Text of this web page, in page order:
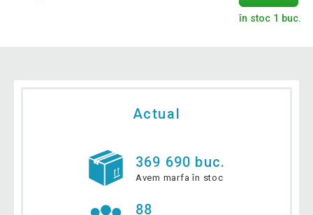
în stoc 1 buc.
Actual
369 690 buc.
Avem marfa în stoc
88